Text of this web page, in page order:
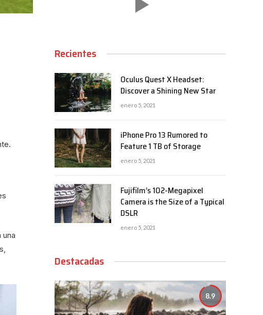
Recientes
Oculus Quest X Headset:
Discover a Shining New Star
enero 5, 2021
iPhone Pro 13 Rumored to
Feature 1 TB of Storage
enero 5, 2021
Fujifilm’s 102-Megapixel
Camera is the Size of a Typical
DSLR
enero 5, 2021
Destacadas
8.9